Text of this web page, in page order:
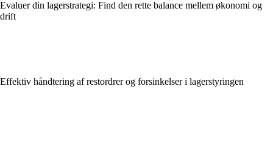
Evaluer din lagerstrategi: Find den rette balance mellem økonomi og
drift
Effektiv håndtering af restordrer og forsinkelser i lagerstyringen